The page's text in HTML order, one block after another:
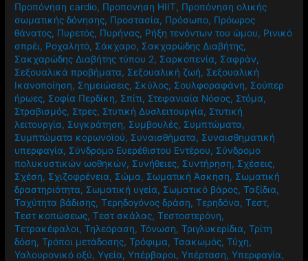
Προπόνηση cardio, Προπονηση HIIT, Προπόνηση ολικής
σωματικής δόνησης, Προστασία, Πρόσωπο, Πρόωρος
θάνατος, Πυρετός, Πυρήνας, Ρήξη τενόντων του ώμου, Ρινικό
σπρέι, Ροχαλητό, Σάκχαρο, Σακχαρώδης Διαβήτης,
Σακχαρώδης Διαβήτης τύπου 2, Σαρκοπενία, Σαφράν,
Σεξουαλικά προβήματα, Σεξουαλική ζωή, Σεξουαλική
Ικανοποίηση, Σημειώσεις, Σκύλος, Σουλφοραφάνη, Σούπερ
ήρωες, Σοφία Περδίκη, Σπίτι, Στεφανιαία Νόσος, Στόμα,
Στραβισμός, Στρες, Στυτική Δυσλειτουργία, Στυτική
λειτουργία, Συγκράτηση, Συμβουλές, Συμπτώματα,
Συμπτώματα κορωνοϊού, Συναισθήματα, Συναισθηματική
υπερφαγία, Σύνδρομο Ευερέθιστου Εντέρου, Σύνδρομο
πολυκυστικών ωοθηκών, Συνήθειες, Συντήρηση, Σχέσεις,
Σχέση, Σχιζοφρένεια, Σώμα, Σωματική Άσκηση, Σωματική
δραστηριότητα, Σωματική υγεία, Σωματικό βάρος,Ταξίδια,
Ταχύτητα βάδισης,Τερηδογόνος δράση,Τερηδόνα,Τεστ,
Τεστ κοπώσεως,Τεστ σκάλας,Τεστοστερόνη,
Τετρακέφαλοι,Τηλεόραση,Τόνωση,Τριγλυκερίδια,Τρίτη
δόση,Τρόποι μετάδοσης,Τρόφιμα,Τσακωμός,Τύχη,
Υαλουρονικό οξύ,Υγεία,Υπέρβαροι,Υπέρταση,Υπερφαγία,